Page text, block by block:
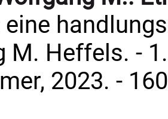
eine
M. Heffels. -
2023. -